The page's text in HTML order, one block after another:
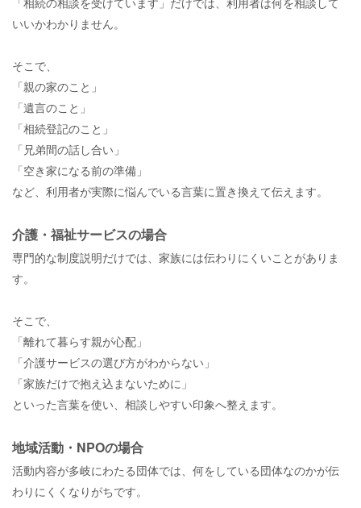
いいかわかりません。
そこで、
「親の家のこと」
「遺言のこと」
「相続登記のこと」
「兄弟間の話し合い」
「空き家になる前の準備」
など、利用者が実際に悩んでいる言葉に置き換えて伝えます。
介護・福祉サービスの場合
専門的な制度説明だけでは、家族には伝わりにくいことがありま
す。
そこで、
「離れて暮らす親が心配」
「介護サービスの選び方がわからない」
「家族だけで抱え込まないために」
といった言葉を使い、相談しやすい印象へ整えます。
地域活動・NPOの場合
活動内容が多岐にわたる団体では、何をしている団体なのかが伝
わりにくくなりがちです。